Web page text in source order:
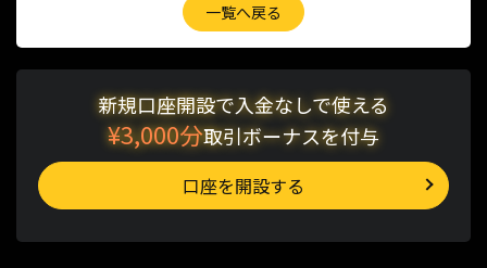
一覧へ戻る
新規口座開設で入金なしで使える
¥3,000分取引ボーナスを付与
口座を開設する